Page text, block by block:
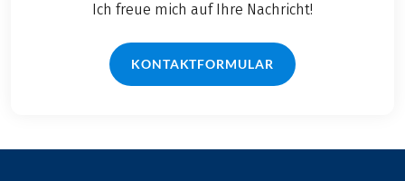
Ich freue mich auf Ihre Nachricht!
KONTAKTFORMULAR